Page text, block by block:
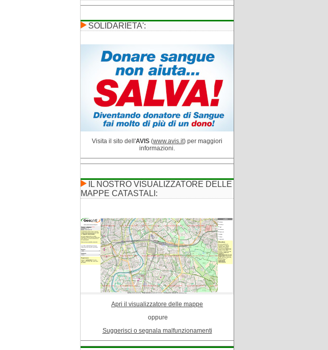
SOLIDARIETA':
Visita il sito dell'AVIS (www.avis.it) per maggiori
informazioni.
IL NOSTRO VISUALIZZATORE DELLE
MAPPE CATASTALI:
Apri il visualizzatore delle mappe
oppure
Suggerisci o segnala malfunzionamenti